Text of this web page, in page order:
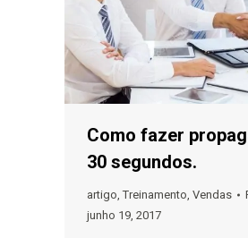
Como fazer
30 segundos.
artigo,Treinamento, Vendas
junho 19, 2017